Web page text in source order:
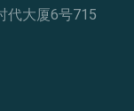
代大厦6号715